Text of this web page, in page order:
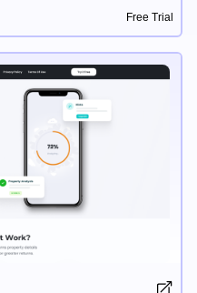
있습니다. Travex는 여행 계
즐기는데 집중할 수 있게 해
Free Trial